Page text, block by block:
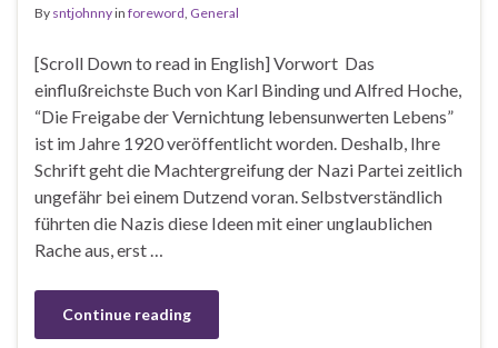
By sntjohnnyin foreword General
[Scroll Down to read in English] Vorwort Das
einflußreichste Buch von Karl Binding und Alfred Hoche,
“Die Freigabe der Vernichtung lebensunwerten Lebens”
ist im Jahre 1920 veröffentlicht worden. Deshalb, Ihre
Schrift geht die Machtergreifung der Nazi Partei zeitlich
ungefähr bei einem Dutzend voran. Selbstverständlich
führten die Nazis diese Ideen mit einer unglaublichen
Rache aus, erst …
Continue reading